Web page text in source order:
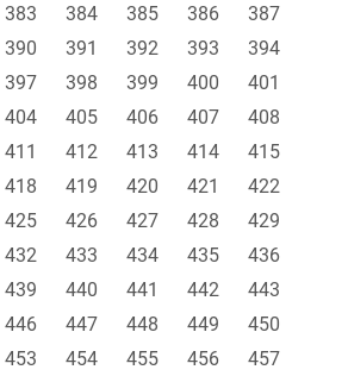
383 384 385 386
387
390 391 392 393
394
397 398 399 400
401
404 405 406 407
408
411 412 413 414
415
418 419 420 421
422
425 426 427 428
429
432 433 434 435
436
439 440 441 442
443
446 447 448 449
450
453 454 455 456
457